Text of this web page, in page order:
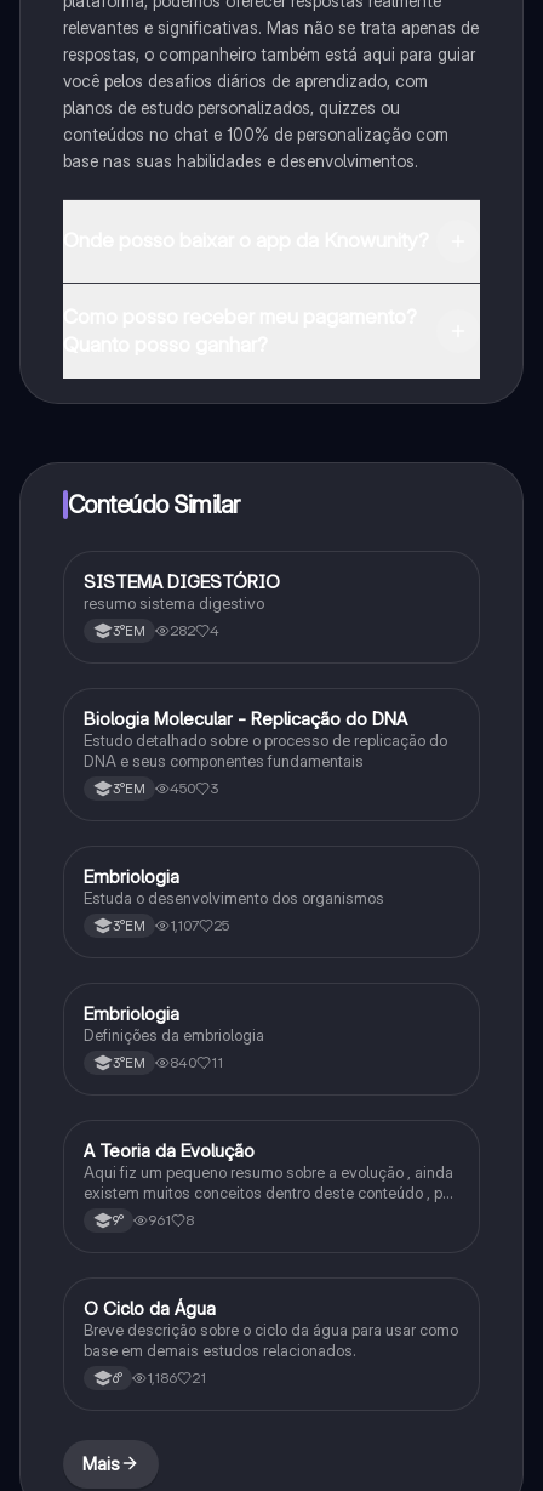
relevantes e significativas. Mas não se trata apenas de
respostas, o companheiro também está aqui para guiar
você pelos desafios diários de aprendizado, com
planos de estudo personalizados, quizzes ou
conteúdos no chat e 100% de personalização com
base nas suas habilidades e desenvolvimentos.
Conteúdo Similar
Biologia
SISTEMA DIGESTÓRIO
resumo sistema digestivo
3°EM 282 4
Ciência
Biologia Molecular - Replicação do DNA
Estudo detalhado sobre o processo de replicação do
DNA e seus componentes fundamentais
3°EM 450 3
Biologia
Embriologia
Estuda o desenvolvimento dos organismos
3°EM 1,107 25
Biologia
Embriologia
Definições da embriologia
3°EM 840 11
Biologia
A Teoria da Evolução
Aqui fiz um pequeno resumo sobre a evolução , ainda
existem muitos conceitos dentro deste conteúdo , por
isso sempre é bom procurar por mais fontes e
algumas questões para se resolver e fixar melhor.
9° 961 8
Química
O Ciclo da Água
Breve descrição sobre o ciclo da água para usar como
base em demais estudos relacionados.
6° 1,186 21
Mais